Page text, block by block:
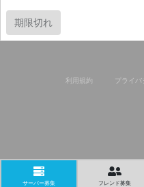
期限切れ
利用規約 プライ
サーバー募集 フレンド募集